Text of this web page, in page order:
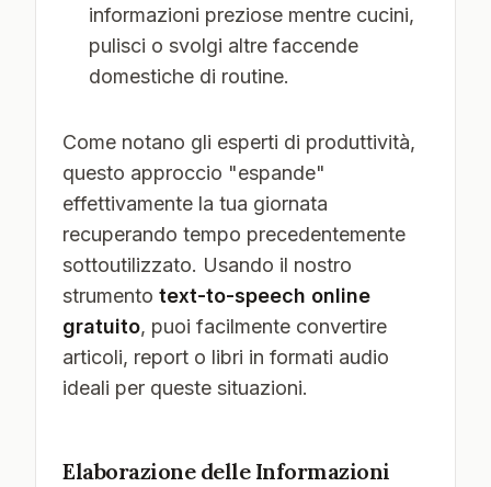
informazioni preziose mentre cucini,
pulisci o svolgi altre faccende
domestiche di routine.
Come notano gli esperti di produttività,
questo approccio "espande"
effettivamente la tua giornata
recuperando tempo precedentemente
sottoutilizzato. Usando il nostro
strumento text-to-speech online
gratuito, puoi facilmente convertire
articoli, report o libri in formati audio
ideali per queste situazioni.
Elaborazione delle Informazioni